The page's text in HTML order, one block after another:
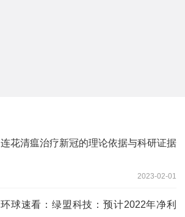
连花清瘟治疗新冠的理论依据与科研证据
2023-02-01
环球速看：绿盟科技：预计2022年净利